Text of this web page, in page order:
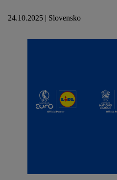
24.10.2025 | Slovensko